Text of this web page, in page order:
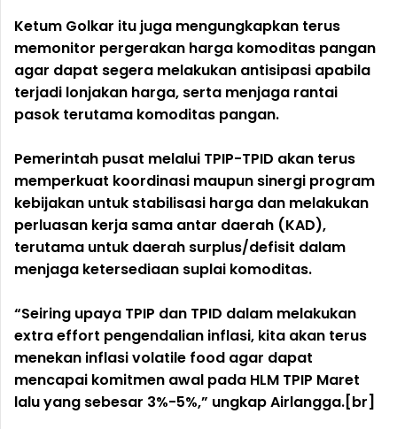
Ketum Golkar itu juga mengungkapkan terus
memonitor pergerakan harga komoditas pangan
agar dapat segera melakukan antisipasi apabila
terjadi lonjakan harga, serta menjaga rantai
pasok terutama komoditas pangan.
Pemerintah pusat melalui TPIP-TPID akan terus
memperkuat koordinasi maupun sinergi program
kebijakan untuk stabilisasi harga dan melakukan
perluasan kerja sama antar daerah (KAD),
terutama untuk daerah surplus/defisit dalam
menjaga ketersediaan suplai komoditas.
“Seiring upaya TPIP dan TPID dalam melakukan
extra effort pengendalian inflasi, kita akan terus
menekan inflasi volatile food agar dapat
mencapai komitmen awal pada HLM TPIP Maret
lalu yang sebesar 3%-5%,” ungkap Airlangga.[br]